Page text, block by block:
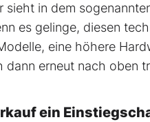
sieht in dem
es gelinge, diesen
eine höhere
dann erneut nach oben
ein